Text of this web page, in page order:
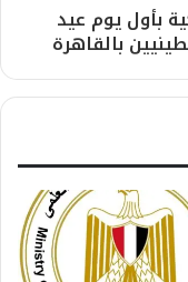
بأول يوم عيد
بالقاهرة